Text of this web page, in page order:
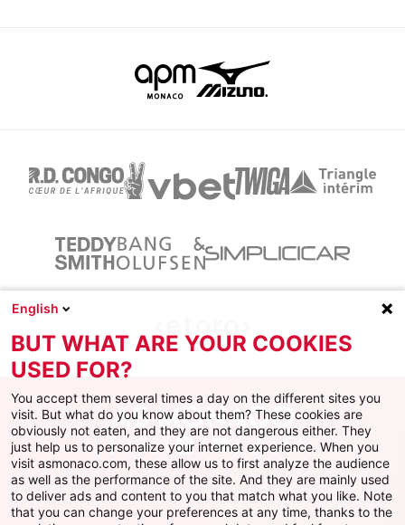
Facebook
X Instagram
YoutubeTikTokTwitch
English
BUT WHAT ARE YOUR COOKIES
USED FOR?
You accept them several times a day on the different sites you
visit. But what do you know about them? These cookies are
obviously not eaten, and they are not dangerous either. They
just help us to personalize your internet experience. When you
visit asmonaco.com, these allow us to first analyze the audience
as well as the performance of the site. And they are mainly used
to deliver ads and content to you that match what you like. Note
that you can change your preferences at any time, thanks to the